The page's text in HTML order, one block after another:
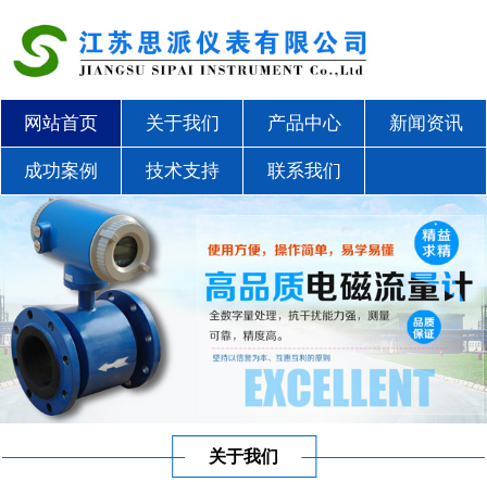
网站首页 关于我们 产品中心 新闻资讯
成功案例 技术支持 联系我们
关于我们